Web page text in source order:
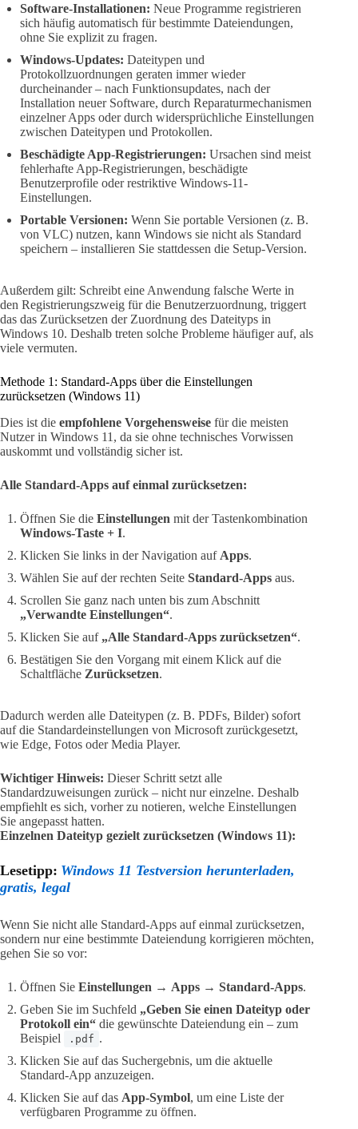
Software-Installationen: Neue Programme registrieren
sich häufig automatisch für bestimmte Dateiendungen,
ohne Sie explizit zu fragen.
Windows-Updates: Dateitypen und
Protokollzuordnungen geraten immer wieder
durcheinander – nach Funktionsupdates, nach der
Installation neuer Software, durch Reparaturmechanismen
einzelner Apps oder durch widersprüchliche Einstellungen
zwischen Dateitypen und Protokollen.
Beschädigte App-Registrierungen: Ursachen sind meist
fehlerhafte App-Registrierungen, beschädigte
Benutzerprofile oder restriktive Windows-11-
Einstellungen.
Portable Versionen: Wenn Sie portable Versionen (z. B.
von VLC) nutzen, kann Windows sie nicht als Standard
speichern – installieren Sie stattdessen die Setup-Version.
Außerdem gilt: Schreibt eine Anwendung falsche Werte in
den Registrierungszweig für die Benutzerzuordnung, triggert
das das Zurücksetzen der Zuordnung des Dateityps in
Windows 10. Deshalb treten solche Probleme häufiger auf, als
viele vermuten.
Methode 1: Standard-Apps über die Einstellungen
zurücksetzen (Windows 11)
Dies ist die empfohlene Vorgehensweise für die meisten
Nutzer in Windows 11, da sie ohne technisches Vorwissen
auskommt und vollständig sicher ist.
Alle Standard-Apps auf einmal zurücksetzen:
Öffnen Sie die Einstellungen mit der Tastenkombination
Windows-Taste + I.
Klicken Sie links in der Navigation auf Apps.
Wählen Sie auf der rechten Seite Standard-Apps aus.
Scrollen Sie ganz nach unten bis zum Abschnitt
„Verwandte Einstellungen“.
Klicken Sie auf „Alle Standard-Apps zurücksetzen“.
Bestätigen Sie den Vorgang mit einem Klick auf die
Schaltfläche Zurücksetzen.
Dadurch werden alle Dateitypen (z. B. PDFs, Bilder) sofort
auf die Standardeinstellungen von Microsoft zurückgesetzt,
wie Edge, Fotos oder Media Player.
Wichtiger Hinweis: Dieser Schritt setzt alle
Standardzuweisungen zurück – nicht nur einzelne. Deshalb
empfiehlt es sich, vorher zu notieren, welche Einstellungen
Sie angepasst hatten.
Einzelnen Dateityp gezielt zurücksetzen (Windows 11):
Lesetipp: Windows 11 Testversion herunterladen,
gratis, legal
Wenn Sie nicht alle Standard-Apps auf einmal zurücksetzen,
sondern nur eine bestimmte Dateiendung korrigieren möchten,
gehen Sie so vor:
Öffnen Sie Einstellungen → Apps → Standard-Apps.
Geben Sie im Suchfeld „Geben Sie einen Dateityp oder
Protokoll ein“ die gewünschte Dateiendung ein – zum
Beispiel
.pdf .
Klicken Sie auf das Suchergebnis, um die aktuelle
Standard-App anzuzeigen.
Klicken Sie auf das App-Symbol, um eine Liste der
verfügbaren Programme zu öffnen.